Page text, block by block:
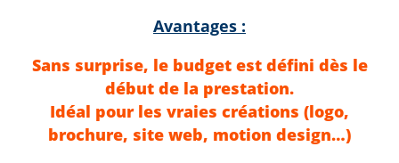
Avantages :
Sans surprise, le budget est défini dès le
début de la prestation.
Idéal pour les vraies créations (logo,
brochure, site web, motion design…)